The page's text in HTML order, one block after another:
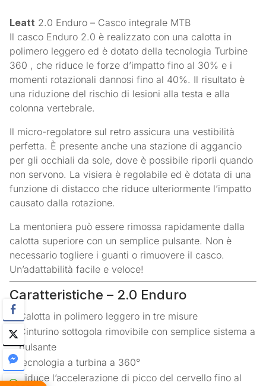
Leatt 2.0 Enduro – Casco integrale MTB
Il casco Enduro 2.0 è realizzato con una calotta in
polimero leggero ed è dotato della tecnologia Turbine
360 , che riduce le forze d’impatto fino al 30% e i
momenti rotazionali dannosi fino al 40%. Il risultato è
una riduzione del rischio di lesioni alla testa e alla
colonna vertebrale.
Il micro-regolatore sul retro assicura una vestibilità
perfetta. È presente anche una stazione di aggancio
per gli occhiali da sole, dove è possibile riporli quando
non servono. La visiera è regolabile ed è dotata di una
funzione di distacco che riduce ulteriormente l’impatto
causato dalla rotazione.
La mentoniera può essere rimossa rapidamente dalla
calotta superiore con un semplice pulsante. Non è
necessario togliere i guanti o rimuovere il casco.
Un’adattabilità facile e veloce!
Caratteristiche – 2.0 Enduro
Calotta in polimero leggero in tre misure
Cinturino sottogola rimovibile con semplice sistema a
pulsante
tecnologia a turbina a 360°
Riduce l’accelerazione di picco del cervello fino al